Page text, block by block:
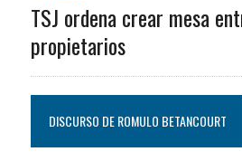
TSJ ordena crear mesa
propietarios
DISCURSO DE ROMULO BETANCOURT